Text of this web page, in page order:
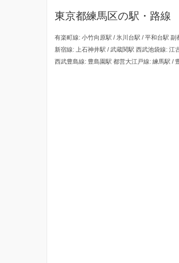
東京都練馬区の駅・路線
有楽町線: 小竹向原駅 / 氷川台駅 / 平和台駅
新宿線: 上石神井駅 / 武蔵関駅 西武池袋線: 江
西武豊島線: 豊島園駅 都営大江戸線: 練馬駅 /